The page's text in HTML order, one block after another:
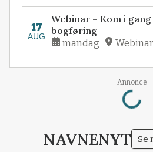
17
AUG
Webinar – Kom i
bogføring
mandag
Annonce
Loading...
NAVNENYT Se